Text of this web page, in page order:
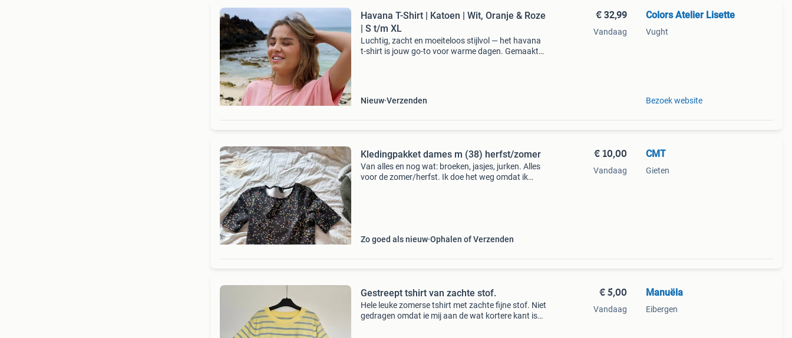
Havana T-Shirt | Katoen | Wit, Oranje & Roze
| S t/m XL
Luchtig, zacht en moeiteloos stijlvol — het havana
t-shirt is jouw go-to voor warme dagen. Gemaakt
Nieuw Verzenden
€ 32,99
Vandaag
Colors Atelier Lisette
Vught
Bezoek website
Kledingpakket dames m (38) herfst/zomer
Van alles en nog wat: broeken, jasjes, jurken. Alles
voor de zomer/herfst. Ik doe het weg omdat ik
Zo goed als nieuw Ophalen of Verzenden
€ 10,00
Vandaag
CMT
Gieten
Gestreept tshirt van zachte stof.
Hele leuke zomerse tshirt met zachte fijne stof. Niet
gedragen omdat ie mij aan de wat kortere kant is
€ 5,00
Vandaag
Manuëla
Eibergen